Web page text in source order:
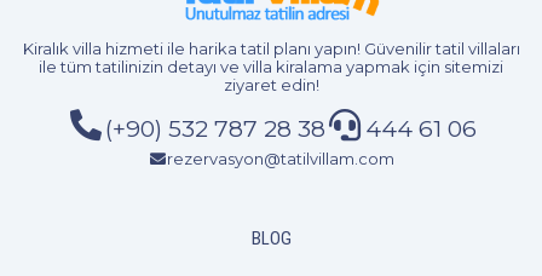
Kiralık villa hizmetiile harika tatil planı yapın! Güvenilir tatil villaları
ile tüm tatilinizin detayı ve villa kiralama yapmak için sitemizi
ziyaret edin!
(+90) 532 787 28 38 444 61 06
rezervasyon@tatilvillam.com
BLOG